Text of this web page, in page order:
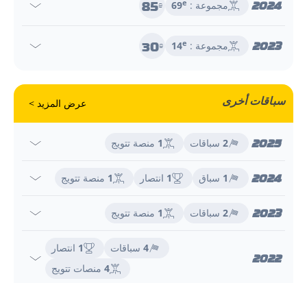
2024 مجموعة : 69e
85e
2023 مجموعة : 14e
30e
سباقات أخرى عرض المزيد >
2025
2 سباقات 1 منصة تتويج
2024
1 سباق 1 انتصار 1 منصة تتويج
2023
2 سباقات 1 منصة تتويج
2022
4 سباقات 1 انتصار
4 منصات تتويج